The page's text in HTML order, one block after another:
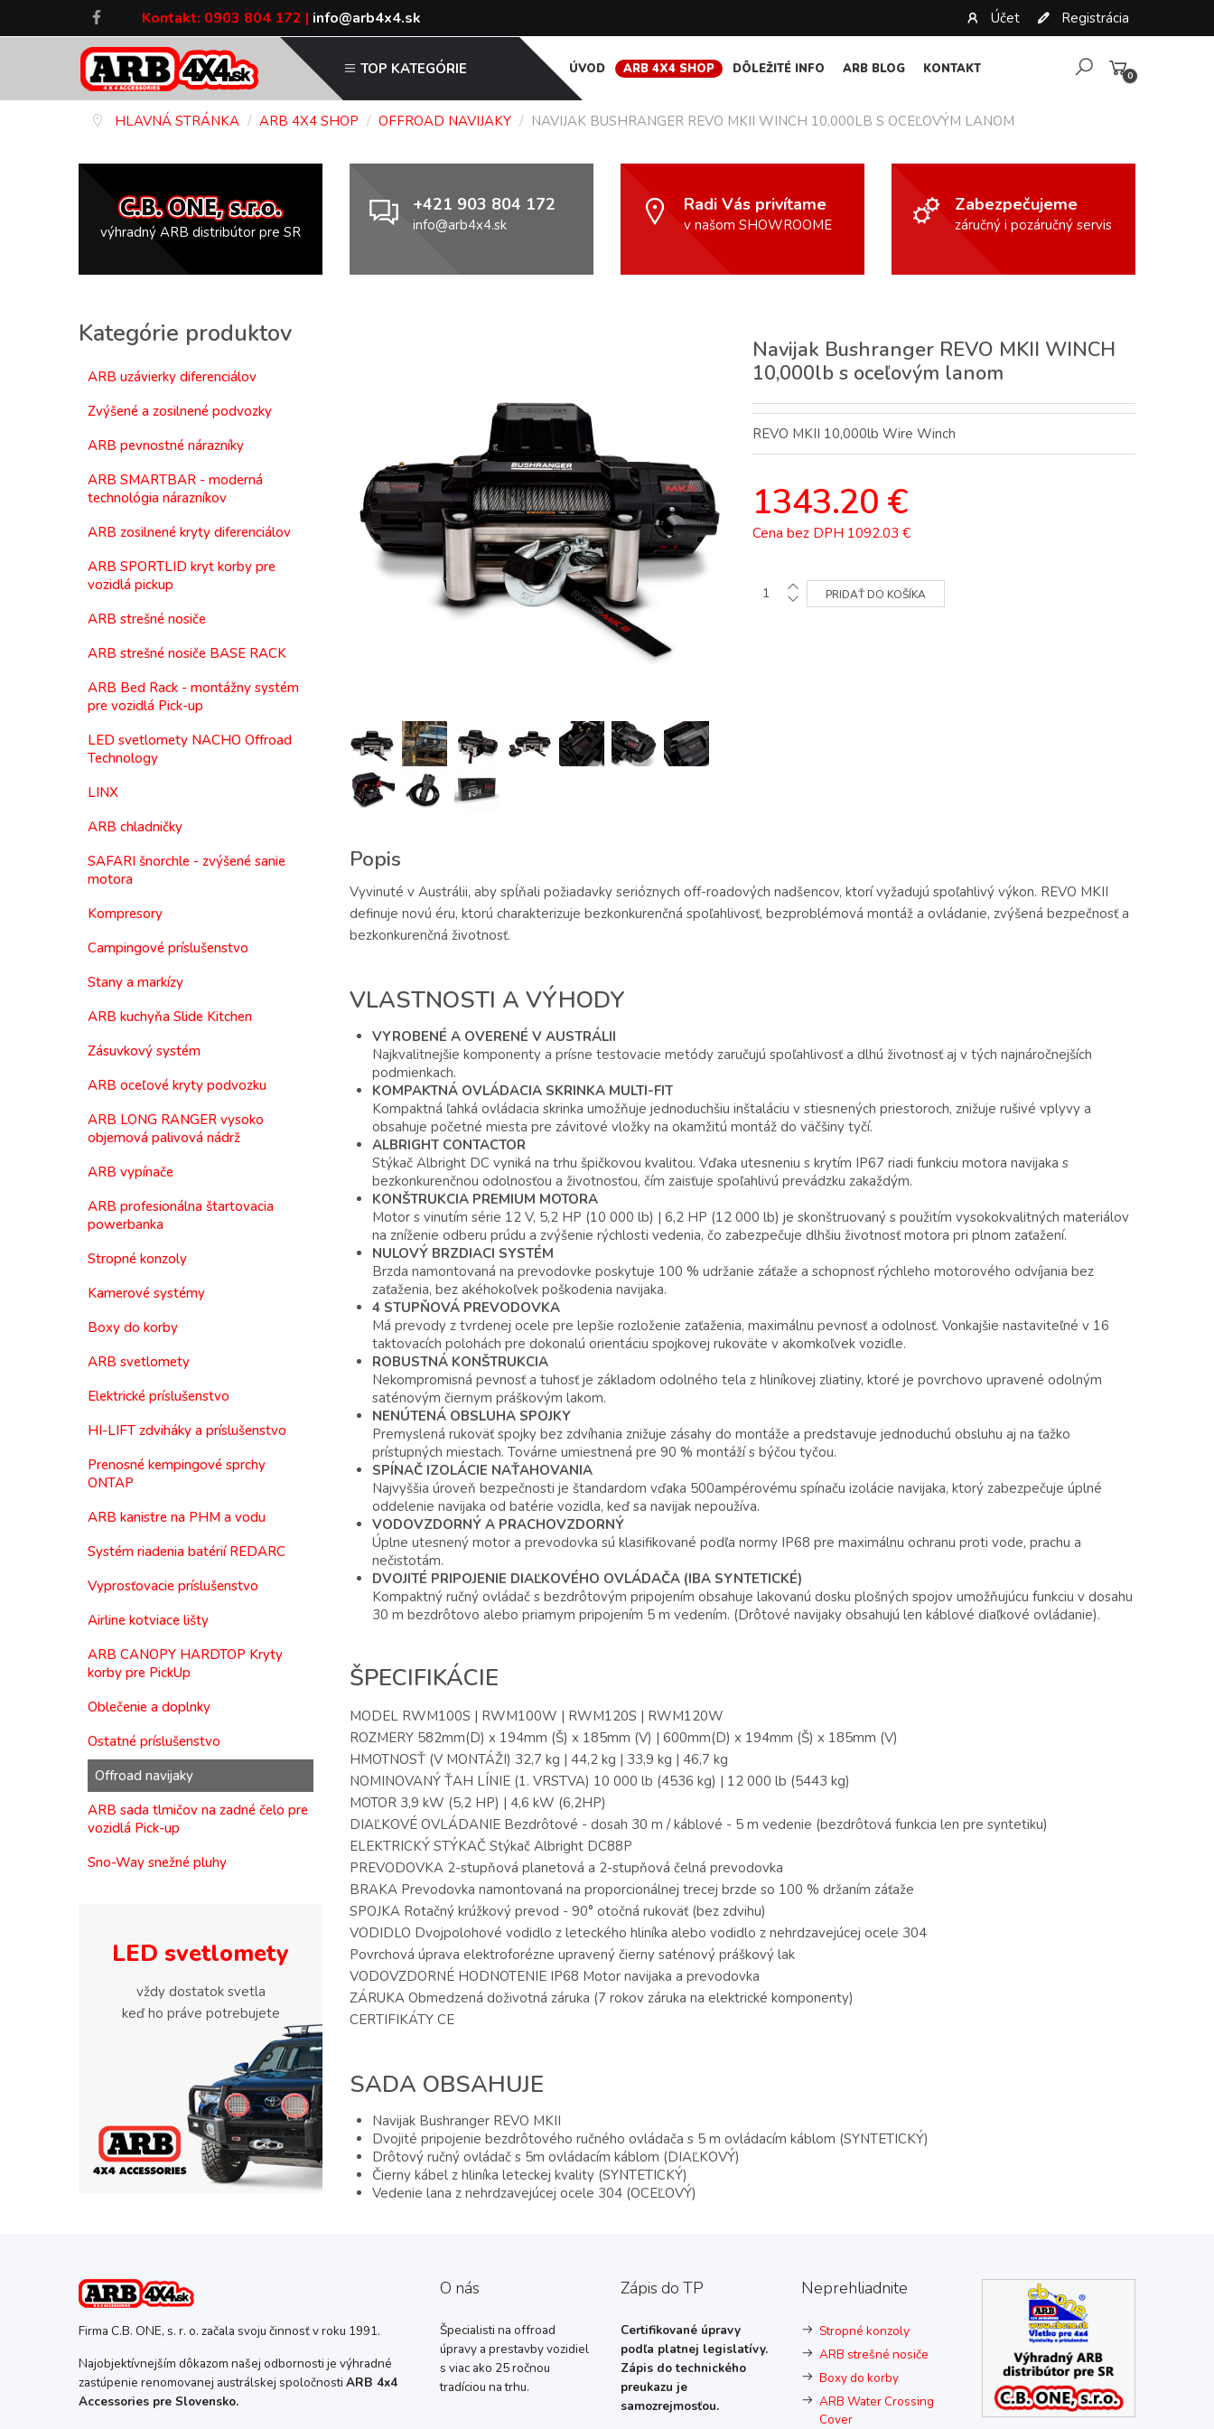
Kontakt: 0903 804 172 | Účet Registrácia
TOP KATEGÓRIE ÚVOD ARB 4X4 SHOP DÔLEŽITÉ INFO ARB BLOG KONTAKT 0
HLAVNÁ STRÁNKA / ARB 4X4 SHOP / OFFROAD NAVIJAKY / NAVIJAK BUSHRANGER REVO MKII WINCH 10,000LB S OCEĽOVÝM LANOM
výhradný ARB distribútor pre SR
+421 903 804 172
info@arb4x4.sk
Radi Vás privítame
v našom SHOWROOME
Zabezpečujeme
záručný i pozáručný servis
Kategórie produktov
ARB uzávierky diferenciálov
Zvýšené a zosilnené podvozky
ARB pevnostné nárazníky
ARB SMARTBAR - moderná
technológia nárazníkov
ARB zosilnené kryty diferenciálov
ARB SPORTLID kryt korby pre
vozidlá pickup
ARB strešné nosiče
ARB strešné nosiče BASE RACK
ARB Bed Rack - montážny systém
pre vozidlá Pick-up
LED svetlomety NACHO Offroad
Technology
LINX
ARB chladničky
SAFARI šnorchle - zvýšené sanie
motora
Kompresory
Campingové príslušenstvo
Stany a markízy
ARB kuchyňa Slide Kitchen
Zásuvkový systém
ARB oceľové kryty podvozku
ARB LONG RANGER vysoko
objemová palivová nádrž
ARB vypínače
ARB profesionálna štartovacia
powerbanka
Stropné konzoly
Kamerové systémy
Boxy do korby
ARB svetlomety
Elektrické príslušenstvo
HI-LIFT zdviháky a príslušenstvo
Prenosné kempingové sprchy
ONTAP
ARB kanistre na PHM a vodu
Systém riadenia batérií REDARC
Vyprosťovacie príslušenstvo
Airline kotviace lišty
ARB CANOPY HARDTOP Kryty
korby pre PickUp
Oblečenie a doplnky
Ostatné príslušenstvo
Offroad navijaky
ARB sada tlmičov na zadné čelo pre
vozidlá Pick-up
Sno-Way snežné pluhy
LED svetlomety
vždy dostatok svetla
keď ho práve potrebujete
Navijak Bushranger REVO MKII WINCH
10,000lb s oceľovým lanom
REVO MKII 10,000lb Wire Winch
1343.20 €
Cena bez DPH 1092.03 €
Popis
Vyvinuté v Austrálii, aby spĺňali požiadavky serióznych off-roadových nadšencov, ktorí vyžadujú spoľahlivý výkon. REVO MKII
definuje novú éru, ktorú charakterizuje bezkonkurenčná spoľahlivosť, bezproblémová montáž a ovládanie, zvýšená bezpečnosť a
bezkonkurenčná životnosť.
VLASTNOSTI A VÝHODY
VYROBENÉ A OVERENÉ V AUSTRÁLII
Najkvalitnejšie komponenty a prísne testovacie metódy zaručujú spoľahlivosť a dlhú životnosť aj v tých najnáročnejších
podmienkach.
KOMPAKTNÁ OVLÁDACIA SKRINKA MULTI-FIT
Kompaktná ľahká ovládacia skrinka umožňuje jednoduchšiu inštaláciu v stiesnených priestoroch, znižuje rušivé vplyvy a
obsahuje početné miesta pre závitové vložky na okamžitú montáž do väčšiny tyčí.
ALBRIGHT CONTACTOR
Stýkač Albright DC vyniká na trhu špičkovou kvalitou. Vďaka utesneniu s krytím IP67 riadi funkciu motora navijaka s
bezkonkurenčnou odolnosťou a životnosťou, čím zaisťuje spoľahlivú prevádzku zakaždým.
KONŠTRUKCIA PREMIUM MOTORA
Motor s vinutím série 12 V, 5,2 HP (10 000 lb) | 6,2 HP (12 000 lb) je skonštruovaný s použitím vysokokvalitných materiálov
na zníženie odberu prúdu a zvýšenie rýchlosti vedenia, čo zabezpečuje dlhšiu životnosť motora pri plnom zaťažení.
NULOVÝ BRZDIACI SYSTÉM
Brzda namontovaná na prevodovke poskytuje 100 % udržanie záťaže a schopnosť rýchleho motorového odvíjania bez
zaťaženia, bez akéhokoľvek poškodenia navijaka.
4 STUPŇOVÁ PREVODOVKA
Má prevody z tvrdenej ocele pre lepšie rozloženie zaťaženia, maximálnu pevnosť a odolnosť. Vonkajšie nastaviteľné v 16
taktovacích polohách pre dokonalú orientáciu spojkovej rukoväte v akomkoľvek vozidle.
ROBUSTNÁ KONŠTRUKCIA
Nekompromisná pevnosť a tuhosť je základom odolného tela z hliníkovej zliatiny, ktoré je povrchovo upravené odolným
saténovým čiernym práškovým lakom.
NENÚTENÁ OBSLUHA SPOJKY
Premyslená rukoväť spojky bez zdvíhania znižuje zásahy do montáže a predstavuje jednoduchú obsluhu aj na ťažko
prístupných miestach. Továrne umiestnená pre 90 % montáží s býčou tyčou.
SPÍNAČ IZOLÁCIE NAŤAHOVANIA
Najvyššia úroveň bezpečnosti je štandardom vďaka 500ampérovému spínaču izolácie navijaka, ktorý zabezpečuje úplné
oddelenie navijaka od batérie vozidla, keď sa navijak nepoužíva.
VODOVZDORNÝ A PRACHOVZDORNÝ
Úplne utesnený motor a prevodovka sú klasifikované podľa normy IP68 pre maximálnu ochranu proti vode, prachu a
nečistotám.
DVOJITÉ PRIPOJENIE DIAĽKOVÉHO OVLÁDAČA (IBA SYNTETICKÉ)
Kompaktný ručný ovládač s bezdrôtovým pripojením obsahuje lakovanú dosku plošných spojov umožňujúcu funkciu v dosahu
30 m bezdrôtovo alebo priamym pripojením 5 m vedením. (Drôtové navijaky obsahujú len káblové diaľkové ovládanie).
ŠPECIFIKÁCIE
MODEL RWM100S | RWM100W | RWM120S | RWM120W
ROZMERY 582mm(D) x 194mm (Š) x 185mm (V) | 600mm(D) x 194mm (Š) x 185mm (V)
HMOTNOSŤ (V MONTÁŽI) 32,7 kg | 44,2 kg | 33,9 kg | 46,7 kg
NOMINOVANÝ ŤAH LÍNIE (1. VRSTVA) 10 000 lb (4536 kg) | 12 000 lb (5443 kg)
MOTOR 3,9 kW (5,2 HP) | 4,6 kW (6,2HP)
DIAĽKOVÉ OVLÁDANIE Bezdrôtové - dosah 30 m / káblové - 5 m vedenie (bezdrôtová funkcia len pre syntetiku)
ELEKTRICKÝ STÝKAČ Stýkač Albright DC88P
PREVODOVKA 2-stupňová planetová a 2-stupňová čelná prevodovka
BRAKA Prevodovka namontovaná na proporcionálnej trecej brzde so 100 % držaním záťaže
SPOJKA Rotačný krúžkový prevod - 90° otočná rukoväť (bez zdvihu)
VODIDLO Dvojpolohové vodidlo z leteckého hliníka alebo vodidlo z nehrdzavejúcej ocele 304
Povrchová úprava elektroforézne upravený čierny saténový práškový lak
VODOVZDORNÉ HODNOTENIE IP68 Motor navijaka a prevodovka
ZÁRUKA Obmedzená doživotná záruka (7 rokov záruka na elektrické komponenty)
CERTIFIKÁTY CE
SADA OBSAHUJE
Navijak Bushranger REVO MKII
Dvojité pripojenie bezdrôtového ručného ovládača s 5 m ovládacím káblom (SYNTETICKÝ)
Drôtový ručný ovládač s 5m ovládacím káblom (DIAĽKOVÝ)
Čierny kábel z hliníka leteckej kvality (SYNTETICKÝ)
Vedenie lana z nehrdzavejúcej ocele 304 (OCEĽOVÝ)
Firma C.B. ONE, s. r. o. začala svoju činnosť v roku 1991.
Najobjektívnejším dôkazom našej odbornosti je výhradné
zastúpenie renomovanej austrálskej spoločnosti ARB 4x4
Accessories pre Slovensko.
O nás
Špecialisti na offroad
úpravy a prestavby vozidiel
s viac ako 25 ročnou
tradíciou na trhu.
Zápis do TP
Certifikované úpravy
podľa platnej legislatívy.
Zápis do technického
preukazu je
samozrejmosťou.
Neprehliadnite
Stropné konzoly
ARB strešné nosiče
Boxy do korby
ARB Water Crossing
Cover